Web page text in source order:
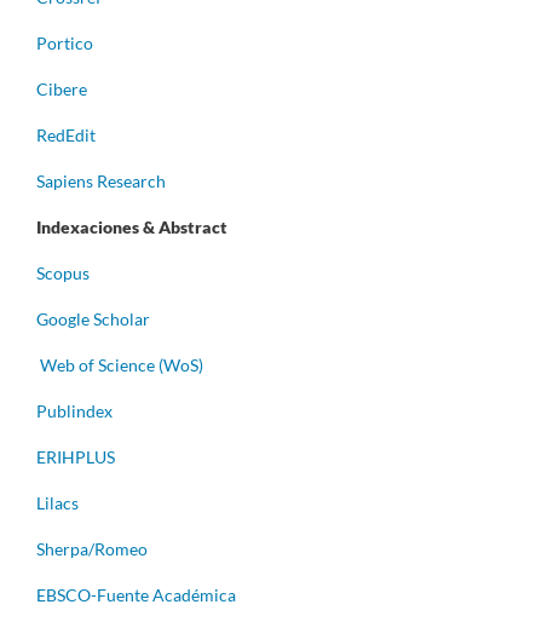
Portico
Cibere
RedEdit
Sapiens Research
Indexaciones & Abstract
Scopus
Google Scholar
Web of Science (WoS)
Publindex
ERIHPLUS
Lilacs
Sherpa/Romeo
EBSCO-Fuente Académica